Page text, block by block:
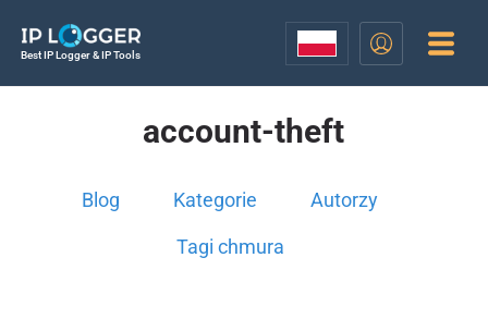
Best IP Logger & IP Tools
account-theft
Blog Kategorie Autorzy
Tagi chmura